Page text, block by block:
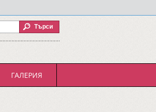
ГАЛЕРИЯ